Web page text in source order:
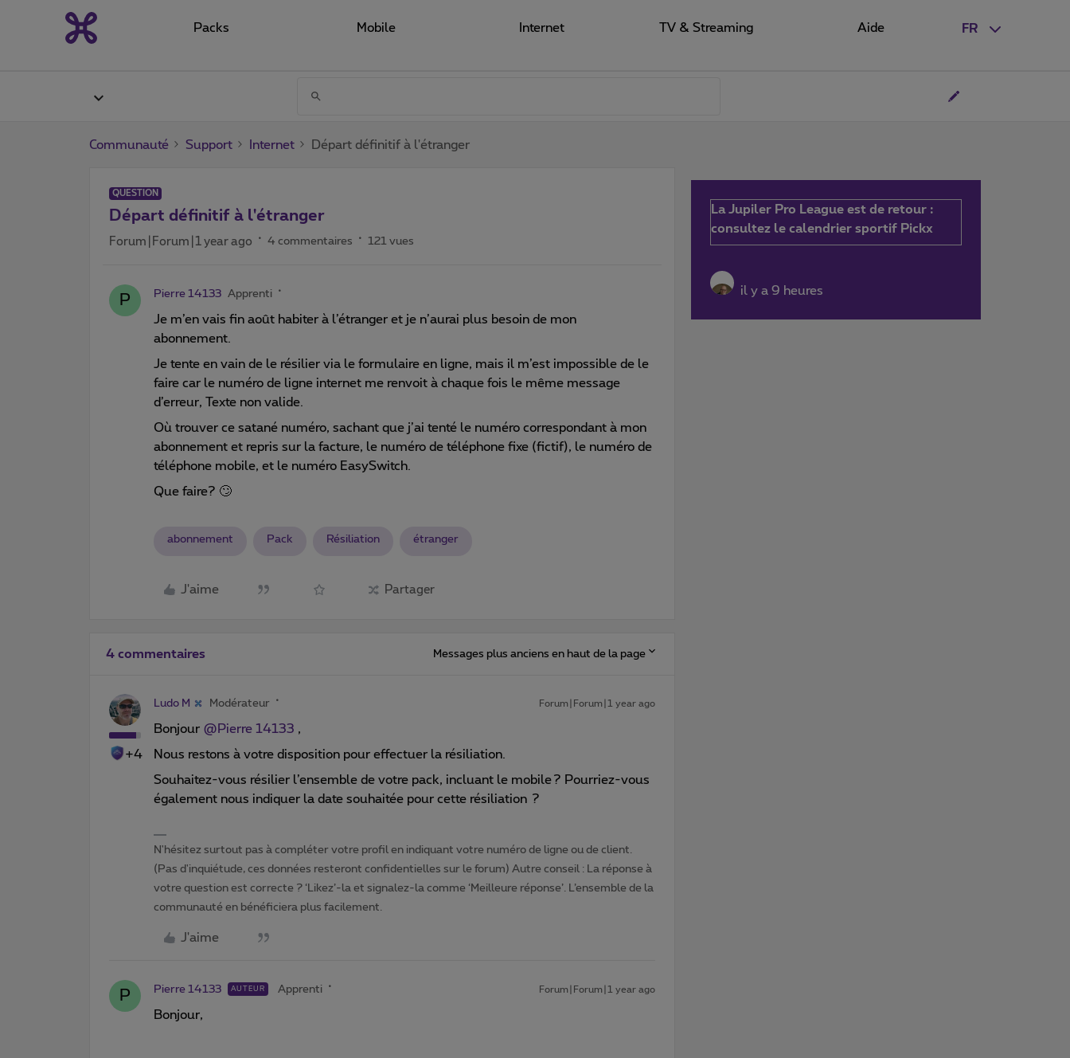
FR
Packs Mobile Internet TV & Streaming Aide
Communauté Support Internet Départ définitif à l'étranger
QUESTION
Départ définitif à l'étranger
Forum|Forum|1 year ago 4 commentaires 121 vues
P Pierre 14133 Apprenti
Je m’en vais fin août habiter à l’étranger et je n’aurai plus besoin de mon
abonnement.
Je tente en vain de le résilier via le formulaire en ligne, mais il m’est impossible de le
faire car le numéro de ligne internet me renvoit à chaque fois le même message
d’erreur, Texte non valide.
Où trouver ce satané numéro, sachant que j’ai tenté le numéro correspondant à mon
abonnement et repris sur la facture, le numéro de téléphone fixe (fictif), le numéro de
téléphone mobile, et le numéro EasySwitch.
Que faire? 🙄
abonnement Pack Résiliation étranger
J'aime Partager
4 commentaires Messages plus anciens en haut de la page
+4
Ludo M Modérateur Forum|Forum|1 year ago
Bonjour ​ @Pierre 14133 ,
Nous restons à votre disposition pour effectuer la résiliation.
Souhaitez-vous résilier l’ensemble de votre pack, incluant le mobile ? Pourriez-vous
également nous indiquer la date souhaitée pour cette résiliation ?
N'hésitez surtout pas à compléter votre profil en indiquant votre numéro de ligne ou de client.
(Pas d'inquiétude, ces données resteront confidentielles sur le forum) Autre conseil : La réponse à
votre question est correcte ? ‘Likez’-la et signalez-la comme ‘Meilleure réponse’. L’ensemble de la
communauté en bénéficiera plus facilement.
J'aime
P Pierre 14133 AUTEUR Apprenti Forum|Forum|1 year ago
Bonjour,
La Jupiler Pro League est de retour :
consultez le calendrier sportif Pickx
il y a 9 heures